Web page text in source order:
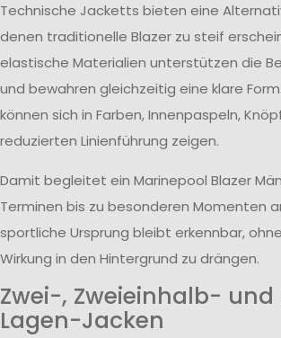
Technische Jacketts bieten eine
denen traditionelle Blazer zu steif
elastische Materialien unterstützen die
und bewahren gleichzeitig eine klare
können sich in Farben, Innenpaspeln,
reduzierten Linienführung zeigen.
Damit begleitet ein Marinepool Blazer
Terminen bis zu besonderen Momenten
sportliche Ursprung bleibt erkennbar,
Wirkung in den Hintergrund zu drängen.
Zwei-, Zweieinhalb- und
Lagen-Jacken